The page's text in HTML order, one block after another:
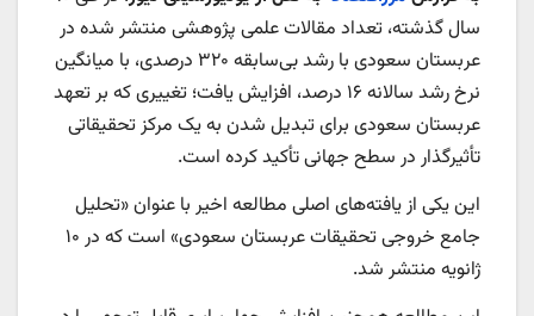
سال گذشته، تعداد مقالات علمی پژوهشی منتشر شده در
عربستان سعودی با رشد بی‌سابقه‌ ۳۲۰ درصدی، با میانگین
نرخ رشد سالانه ۱۶ درصد، افزایش یافت؛ تغییری که بر تعهد
عربستان سعودی برای تبدیل شدن به یک مرکز تحقیقاتی
تأثیرگذار در سطح جهانی تأکید کرده است.
این یکی از یافته‌های اصلی مطالعه اخیر با عنوان «تحلیل
جامع خروجی تحقیقات عربستان سعودی» است که در ۱۰
ژانویه منتشر شد.